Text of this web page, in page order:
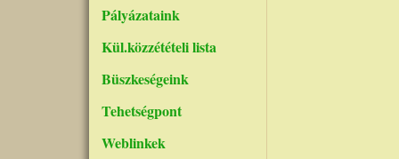
Pályázataink
Kül.közzétételi lista
Büszkeségeink
Tehetségpont
Weblinkek